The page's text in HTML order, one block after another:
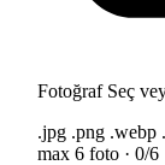
Fotoğraf Seç
.jpg .png .webp
max 6 foto · 0/6